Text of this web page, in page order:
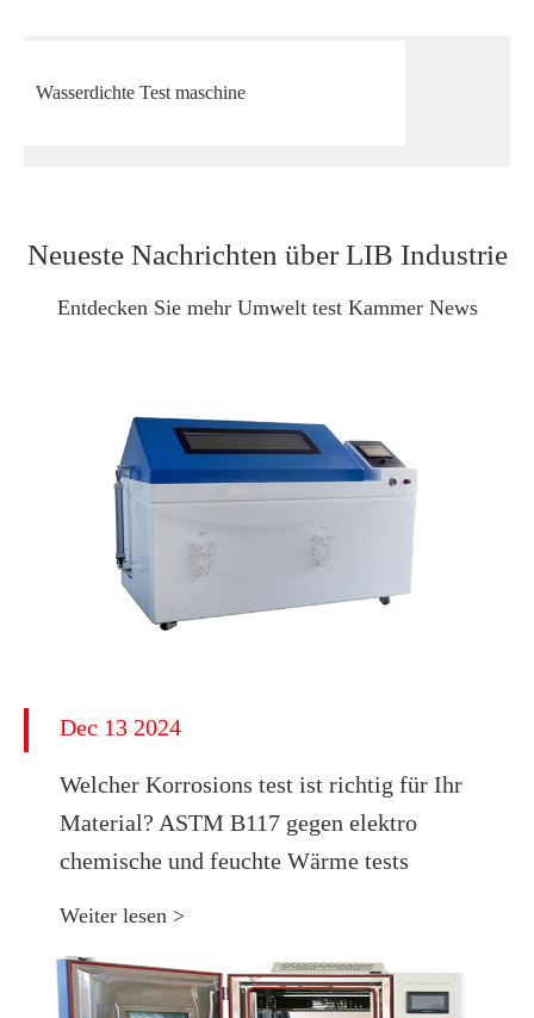
Wasserdichte Test maschine
Neueste Nachrichten über LIB Industrie
Entdecken Sie mehr Umwelt test Kammer News
Dec 13 2024
Welcher Korrosions test ist richtig für Ihr
Material? ASTM B117 gegen elektro
chemische und feuchte Wärme tests
Weiter lesen >